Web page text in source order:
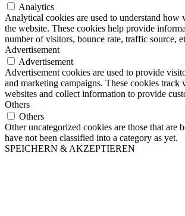
Analytics
Analytical cookies are used to understand how
the website. These cookies help provide
number of visitors, bounce rate, traffic source,
Advertisement
Advertisement
Advertisement cookies are used to provide
and marketing campaigns. These cookies track
websites and collect information to provide
Others
Others
Other uncategorized cookies are those that are
have not been classified into a category as yet.
SPEICHERN & AKZEPTIEREN